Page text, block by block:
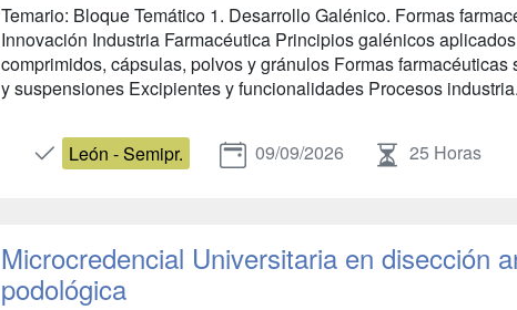
Temario: Bloque Temático 1. Desarrollo Galénico. Formas
Innovación Industria Farmacéutica Principios galénicos
comprimidos, cápsulas, polvos y gránulos Formas
y suspensiones Excipientes y funcionalidades Procesos
León - Semipr. 09/09/2026 25 Horas
Microcredencial Universitaria en disección
podológica